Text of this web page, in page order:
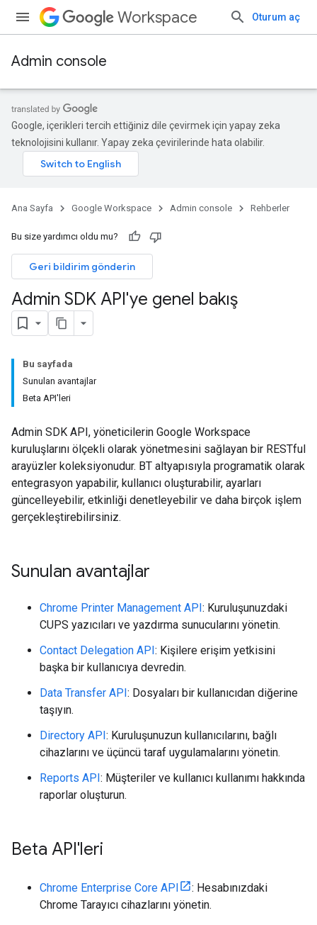
Workspace Oturum aç
Admin console
Google, içerikleri tercih ettiğiniz dile çevirmek için yapay zeka
teknolojisini kullanır. Yapay zeka çevirilerinde hata olabilir.
Ana Sayfa Google Workspace Admin console Rehberler
Bu size yardımcı oldu mu?
Geri bildirim gönderin
Admin SDK API'ye genel bakış
Bu sayfada
Sunulan avantajlar
Beta API'leri
Admin SDK API, yöneticilerin Google Workspace
kuruluşlarını ölçekli olarak yönetmesini sağlayan bir RESTful
arayüzler koleksiyonudur. BT altyapısıyla programatik olarak
entegrasyon yapabilir, kullanıcı oluşturabilir, ayarları
güncelleyebilir, etkinliği denetleyebilir ve daha birçok işlem
gerçekleştirebilirsiniz.
Sunulan avantajlar
Chrome Printer Management API: Kuruluşunuzdaki
CUPS yazıcıları ve yazdırma sunucularını yönetin.
Contact Delegation API: Kişilere erişim yetkisini
başka bir kullanıcıya devredin.
Data Transfer API: Dosyaları bir kullanıcıdan diğerine
taşıyın.
Directory API: Kuruluşunuzun kullanıcılarını, bağlı
cihazlarını ve üçüncü taraf uygulamalarını yönetin.
Reports API: Müşteriler ve kullanıcı kullanımı hakkında
raporlar oluşturun.
Beta API'leri
Chrome Enterprise Core API
: Hesabınızdaki
Chrome Tarayıcı cihazlarını yönetin.